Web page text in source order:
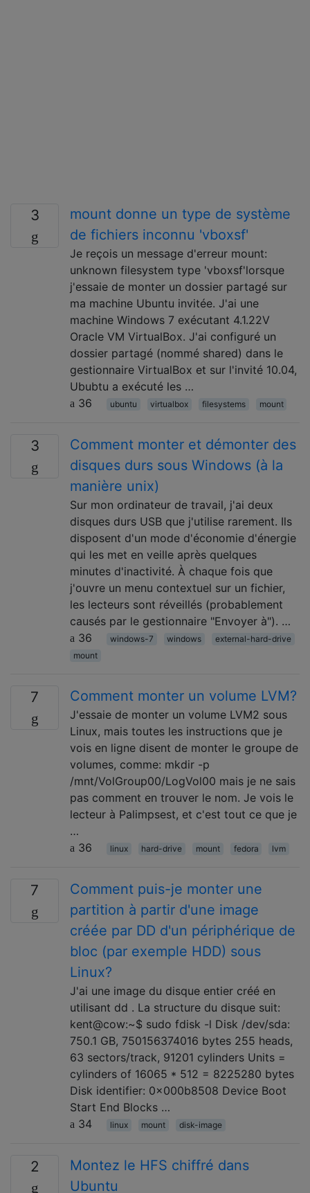
3
mount donne un type de système
de fichiers inconnu 'vboxsf'
Je reçois un message d'erreur mount:
unknown filesystem type 'vboxsf'lorsque
j'essaie de monter un dossier partagé sur
ma machine Ubuntu invitée. J'ai une
machine Windows 7 exécutant 4.1.22V
Oracle VM VirtualBox. J'ai configuré un
dossier partagé (nommé shared) dans le
gestionnaire VirtualBox et sur l'invité 10.04,
Ububtu a exécuté les …
36
ubuntu virtualbox filesystems mount
3
Comment monter et démonter des
disques durs sous Windows (à la
manière unix)
Sur mon ordinateur de travail, j'ai deux
disques durs USB que j'utilise rarement. Ils
disposent d'un mode d'économie d'énergie
qui les met en veille après quelques
minutes d'inactivité. À chaque fois que
j'ouvre un menu contextuel sur un fichier,
les lecteurs sont réveillés (probablement
causés par le gestionnaire "Envoyer à"). …
36
windows-7 windows
external-hard-drive
mount
7 Comment monter un volume LVM?
J'essaie de monter un volume LVM2 sous
Linux, mais toutes les instructions que je
vois en ligne disent de monter le groupe de
volumes, comme: mkdir -p
/mnt/VolGroup00/LogVol00 mais je ne sais
pas comment en trouver le nom. Je vois le
lecteur à Palimpsest, et c'est tout ce que je
…
36
linux hard-drive mount fedora lvm
7
Comment puis-je monter une
partition à partir d'une image
créée par DD d'un périphérique de
bloc (par exemple HDD) sous
Linux?
J'ai une image du disque entier créé en
utilisant dd . La structure du disque suit:
kent@cow:~$ sudo fdisk -l Disk /dev/sda:
750.1 GB, 750156374016 bytes 255 heads,
63 sectors/track, 91201 cylinders Units =
cylinders of 16065 * 512 = 8225280 bytes
Disk identifier: 0x000b8508 Device Boot
Start End Blocks …
34
linux mount disk-image
2
Montez le HFS chiffré dans
Ubuntu